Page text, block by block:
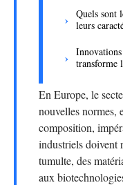
Quels sont
leurs
transforme
En Europe, le
nouvelles normes,
composition,
industriels doivent
tumulte, des
aux